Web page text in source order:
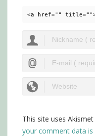
<a href="" title="">
This site uses
your comment data is